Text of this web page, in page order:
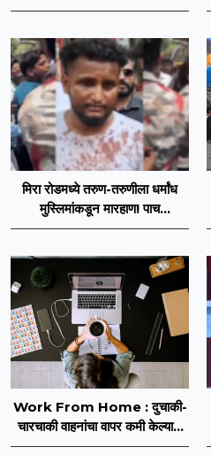
मिरा रोडमध्ये तरुण-तरुणीला धर्मांध
मुस्लिमांकडून मारहाण! पाच
जणांविरोधात गुन्हा दाखल; पोलिसांकडून
Work From Home : दुचाकी-
चारचाकी वाहनांचा वापर कमी केल्यास
इंधन बचत शक्य